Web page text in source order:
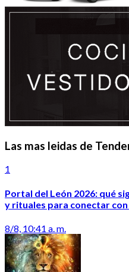
Las mas leidas de
1
Portal del León 2026: qué
y rituales para conectar con
8/8, 10:41 a. m.